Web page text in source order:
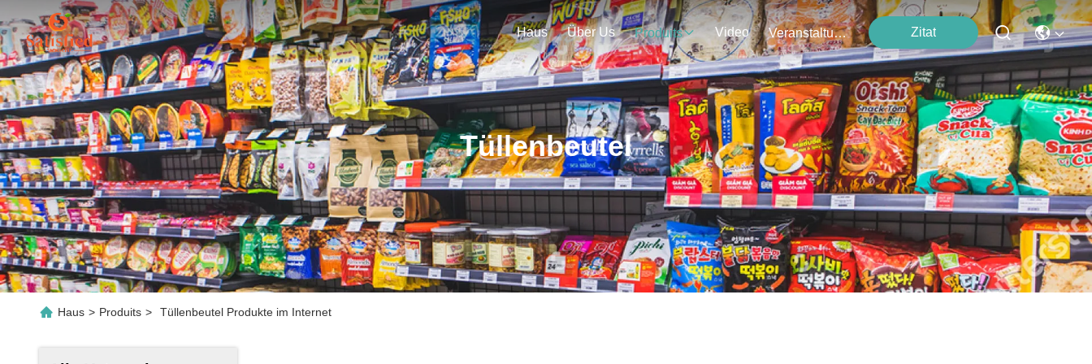
Haus Über Us Produits Video Veranstaltungen Zitat
Tüllenbeutel
Haus > Produits > Tüllenbeutel Produkte im Internet